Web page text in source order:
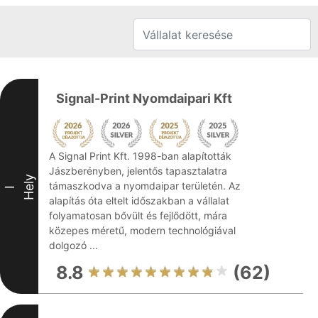
I Hely
Signal-Print Nyomdaipari Kft
A Signal Print Kft. 1998-ban alapították
Jászberényben, jelentős tapasztalatra
támaszkodva a nyomdaipar területén. Az
alapítás óta eltelt időszakban a vállalat
folyamatosan bővült és fejlődött, mára
közepes méretű, modern technológiával
dolgozó ...
8.8 (62)